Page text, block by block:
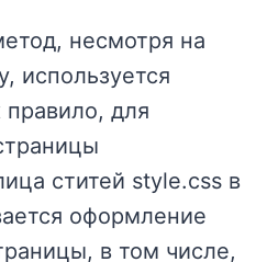
несмотря на
используется
для
ститей style.css в
оформление
в том числе,